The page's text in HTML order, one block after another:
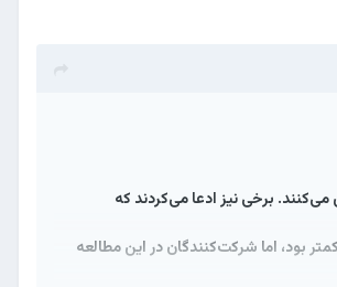
برخی نیز ادعا می‌کردند که
روی احساس افراد کمتر بود، اما شرکت‌کنندگان در این مطالعه